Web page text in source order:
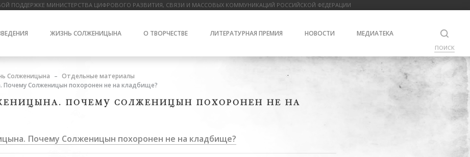
ПОДДЕРЖКЕ МИНИСТЕРСТВА ЦИФРОВОГО РАЗВИТИЯ, СВЯЗИ И МАССОВЫХ КОММУНИКАЦИЙ РОССИЙСКОЙ ФЕДЕРАЦИИ
ЖИЗНЬ СОЛЖЕНИЦЫНА О ТВОРЧЕСТВЕ ЛИТЕРАТУРНАЯ ПРЕМИЯ НОВОСТИ МЕДИАТЕКА
ПОИСК
Солженицына
Отдельные материалы
Почему Солженицын похоронен не на кладбище?
ПОЧЕМУ СОЛЖЕНИЦЫН ПОХОРОНЕН НЕ НА
Почему Солженицын похоронен не на кладбище?